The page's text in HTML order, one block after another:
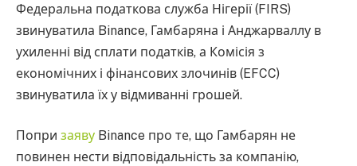
Федеральна податкова служба Нігерії (FIRS)
звинуватила Binance, Гамбаряна і Анджарваллу в
ухиленні від сплати податків, а Комісія з
економічних і фінансових злочинів (EFCC)
звинуватила їх у відмиванні грошей.
Попри заяву Binance про те, що Гамбарян не
повинен нести відповідальність за компанію,